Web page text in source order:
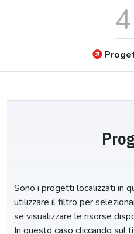
Sono i progetti localizzati in
utilizzare il filtro per
se visualizzare le risorse
In questo caso cliccando sul